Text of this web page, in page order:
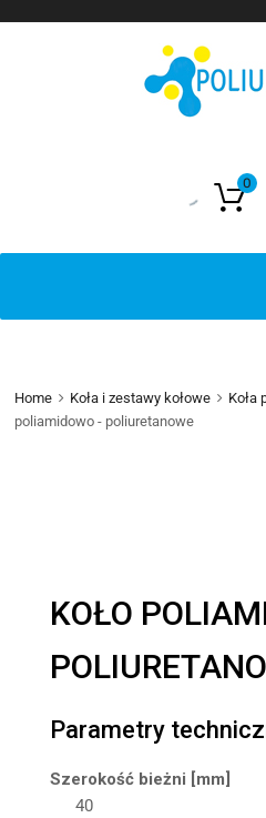
0
Home Koła i zestawy kołowe Koła
poliamidowo - poliuretanowe
KOŁO
Parametry
Szerokość bieżni [mm]
40